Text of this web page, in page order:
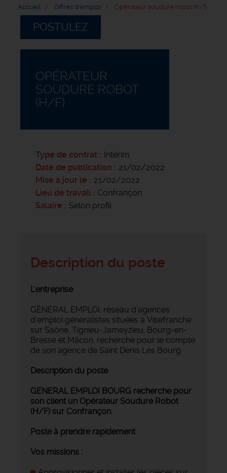
Accueil Offres d'emploi Opérateur soudure robot (h/f)
POSTULEZ
OPÉRATEUR
SOUDURE ROBOT
(H/F)
Type de contrat
Intérim
Date de publication
21/02/2022
Mise à jour le
21/02/2022
Lieu de travail
Confrançon
Salaire
Selon profil
Description du poste
L'entreprise
GÉNÉRAL EMPLOI, réseau d'agences
d’emploi généralistes situées à Villefranche
sur Saône, Tignieu-Jameyzieu, Bourg-en-
Bresse et Mâcon, recherche pour le compte
de son agence de Saint Denis Les Bourg
Description du poste
GENERAL EMPLOI BOURG recherche pour
son client un Opérateur Soudure Robot
(H/F) sur Confrançon.
Poste à prendre rapidement
Vos missions :